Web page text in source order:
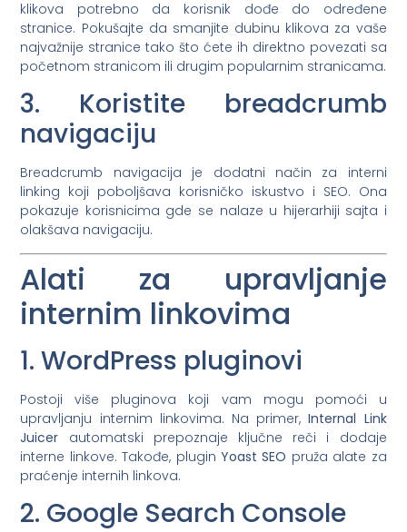
klikova potrebno da korisnik dođe do određene
stranice. Pokušajte da smanjite dubinu klikova za vaše
najvažnije stranice tako što ćete ih direktno povezati sa
početnom stranicom ili drugim popularnim stranicama.
3. Koristite breadcrumb
navigaciju
Breadcrumb navigacija je dodatni način za interni
linking koji poboljšava korisničko iskustvo i SEO. Ona
pokazuje korisnicima gde se nalaze u hijerarhiji sajta i
olakšava navigaciju.
Alati za upravljanje
internim linkovima
1. WordPress pluginovi
Postoji više pluginova koji vam mogu pomoći u
upravljanju internim linkovima. Na primer,Internal Link
Juicer automatski prepoznaje ključne reči i dodaje
interne linkove. Takođe, plugin Yoast SEO pruža alate za
praćenje internih linkova.
2. Google Search Console